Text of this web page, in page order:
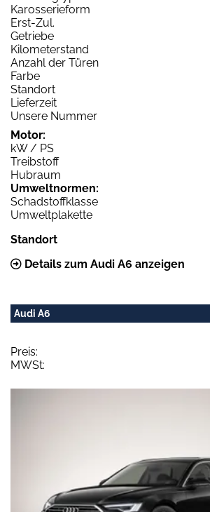
Karosserieform
Erst-Zul.
Getriebe
Kilometerstand
Anzahl der Türen
Farbe
Standort
Lieferzeit
Unsere Nummer
Motor:
kW / PS
Treibstoff
Hubraum
Umweltnormen:
Schadstoffklasse
Umweltplakette
Standort
Details zum Audi A6 anzeigen
Audi A6
Preis:
MWSt: